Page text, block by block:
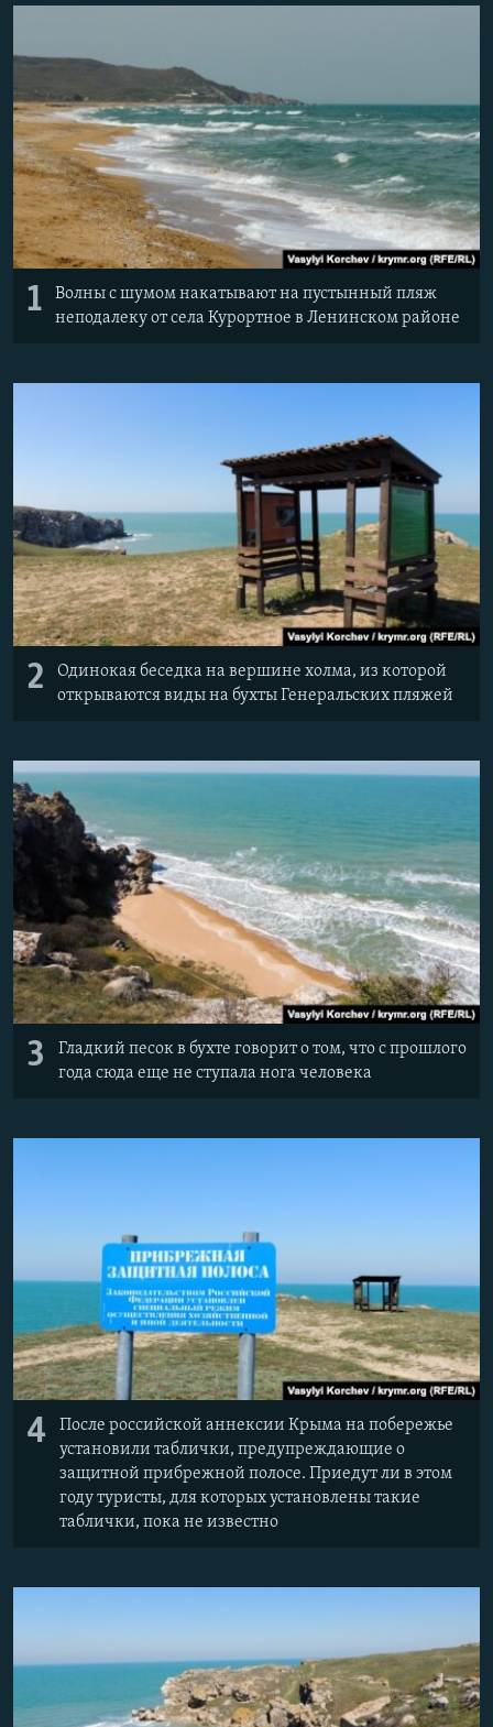
КРЫМ.НЕПОКОРЕННЫЙ
ELIFBE
УКРАИНСКАЯ ПРОБЛЕМА КРЫМА
Все сайты RFE/RL
1
Волны с шумом накатывают на пустынный пляж
неподалеку от села Курортное в Ленинском районе
2
Одинокая беседка на вершине холма, из которой
открываются виды на бухты Генеральских пляжей
3
Гладкий песок в бухте говорит о том, что с прошлого
года сюда еще не ступала нога человека
4
После российской аннексии Крыма на побережье
установили таблички, предупреждающие о
защитной прибрежной полосе. Приедут ли в этом
году туристы, для которых установлены такие
таблички, пока не известно